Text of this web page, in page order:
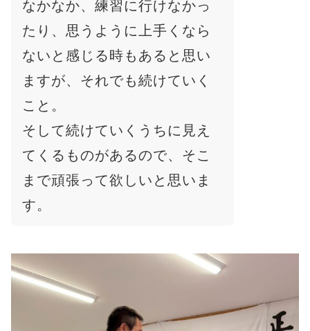
なかなか、練習に行けなかっ
たり、思うように上手くなら
ないと感じる時もあると思い
ますが、それでも続けていく
こと。
そして続けていくうちに見え
てくるものがあるので、そこ
まで頑張って欲しいと思いま
す。